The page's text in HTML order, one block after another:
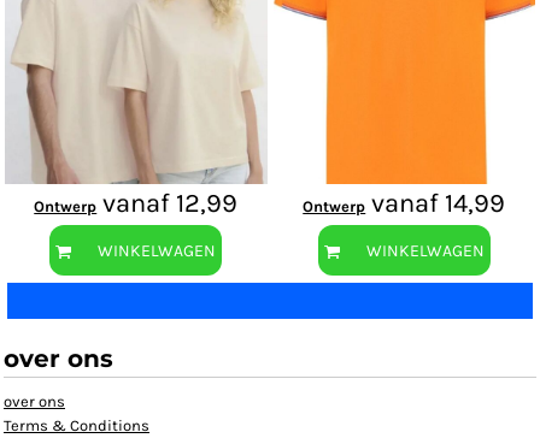
Ontwerp vanaf 12,99
WINKELWAGEN
Ontwerp vanaf 14,99
WINKELWAGEN
over ons
over ons
Terms & Conditions